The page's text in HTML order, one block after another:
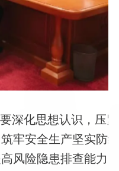
深化思想认识，压
牢安全生产坚实防
风险隐患排查能力